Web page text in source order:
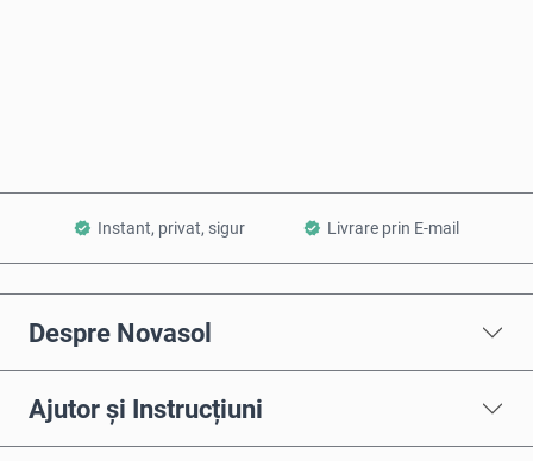
Instant, privat, sigur Livrare prin E-mail
Despre Novasol
Ajutor și Instrucțiuni